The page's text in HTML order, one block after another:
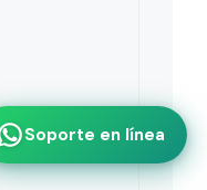
Soporte en línea